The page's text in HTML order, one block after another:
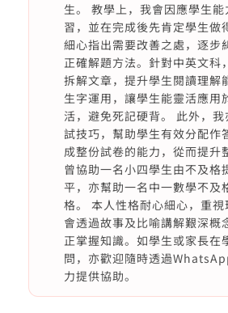
生。 教學上，我會因應學生
習，並在完成後先肯定學生做
細心指出需要改善之處，逐步
正確解題方法。針對中英文科
拆解文章，提升學生閱讀理解
生字運用，讓學生能靈活應用
活，避免死記硬背。 此外，
試技巧，幫助學生有效分配作
成整份試卷的能力，從而提升
曾協助一名小四學生由不及格
平，亦幫助一名中一數學不及
格。 本人性格耐心細心，重視
會透過故事及比喻講解艱深概
正掌握知識。如學生或家長在
問，亦歡迎隨時透過
力提供協助。